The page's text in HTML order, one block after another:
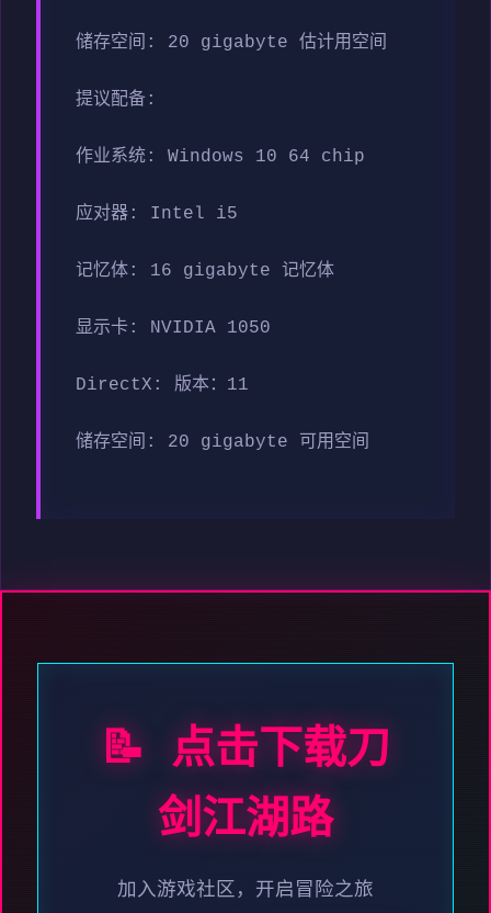
储存空间: 20 gigabyte 估计用空间
提议配备:
作业系统: Windows 10 64 chip
应对器: Intel i5
记忆体: 16 gigabyte 记忆体
显示卡: NVIDIA 1050
DirectX: 版本：11
储存空间: 20 gigabyte 可用空间
📝 点击下载刀
剑江湖路
加入游戏社区，开启冒险之旅